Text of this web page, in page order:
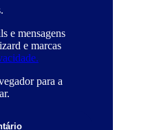
e mensagens
e marcas
para a